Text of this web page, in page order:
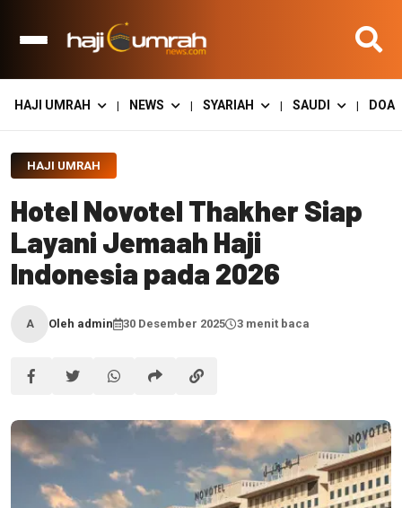
HAJI UMRAH | NEWS | SYARIAH | SAUDI | DOA
HAJI UMRAH
Hotel Novotel Thakher Siap
Layani Jemaah Haji
Indonesia pada 2026
A Oleh admin 30 Desember 2025 3 menit baca